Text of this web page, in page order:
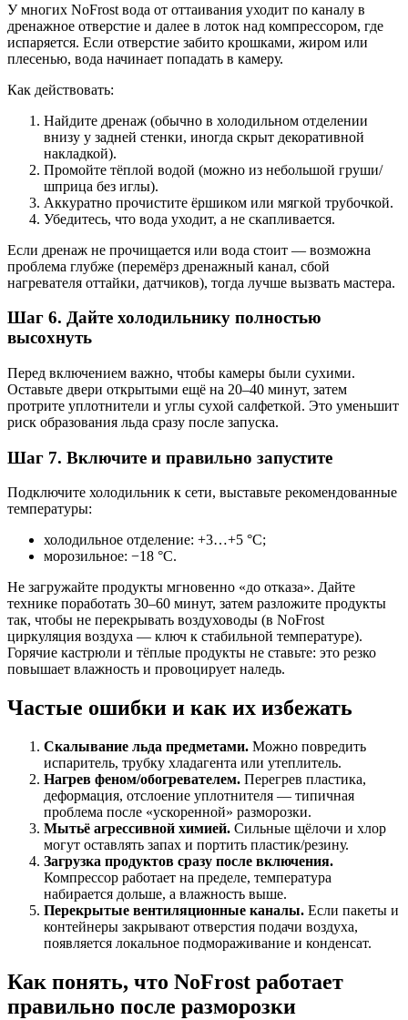
У многих NoFrost вода от оттаивания уходит по каналу в
дренажное отверстие и далее в лоток над компрессором, где
испаряется. Если отверстие забито крошками, жиром или
плесенью, вода начинает попадать в камеру.
Как действовать:
Найдите дренаж (обычно в холодильном отделении
внизу у задней стенки, иногда скрыт декоративной
накладкой).
Промойте тёплой водой (можно из небольшой груши/
шприца без иглы).
Аккуратно прочистите ёршиком или мягкой трубочкой.
Убедитесь, что вода уходит, а не скапливается.
Если дренаж не прочищается или вода стоит — возможна
проблема глубже (перемёрз дренажный канал, сбой
нагревателя оттайки, датчиков), тогда лучше вызвать мастера.
Шаг 6. Дайте холодильнику полностью
высохнуть
Перед включением важно, чтобы камеры были сухими.
Оставьте двери открытыми ещё на 20–40 минут, затем
протрите уплотнители и углы сухой салфеткой. Это уменьшит
риск образования льда сразу после запуска.
Шаг 7. Включите и правильно запустите
Подключите холодильник к сети, выставьте рекомендованные
температуры:
холодильное отделение: +3…+5 °C;
морозильное: −18 °C.
Не загружайте продукты мгновенно «до отказа». Дайте
технике поработать 30–60 минут, затем разложите продукты
так, чтобы не перекрывать воздуховоды (в NoFrost
циркуляция воздуха — ключ к стабильной температуре).
Горячие кастрюли и тёплые продукты не ставьте: это резко
повышает влажность и провоцирует наледь.
Частые ошибки и как их избежать
Скалывание льда предметами. Можно повредить
испаритель, трубку хладагента или утеплитель.
Нагрев феном/обогревателем. Перегрев пластика,
деформация, отслоение уплотнителя — типичная
проблема после «ускоренной» разморозки.
Мытьё агрессивной химией. Сильные щёлочи и хлор
могут оставлять запах и портить пластик/резину.
Загрузка продуктов сразу после включения.
Компрессор работает на пределе, температура
набирается дольше, а влажность выше.
Перекрытые вентиляционные каналы. Если пакеты и
контейнеры закрывают отверстия подачи воздуха,
появляется локальное подмораживание и конденсат.
Как понять, что NoFrost работает
правильно после разморозки